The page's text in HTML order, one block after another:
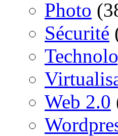
Photo
Sécurité
Web 2.0